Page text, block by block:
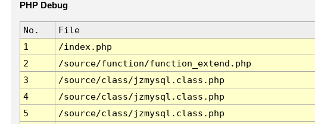
PHP Debug
No. File
1
/index.php
2
/source/function/function_extend.php
3
/source/class/jzmysql.class.php
4
/source/class/jzmysql.class.php
5
/source/class/jzmysql.class.php